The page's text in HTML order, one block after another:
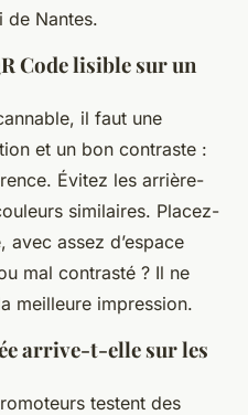
de Nantes.
Code lisible sur un
il faut une
et un bon contraste :
Évitez les arrière-
similaires. Placez-
avec assez d’espace
mal contrasté ? Il ne
meilleure impression.
arrive-t-elle sur les
testent des